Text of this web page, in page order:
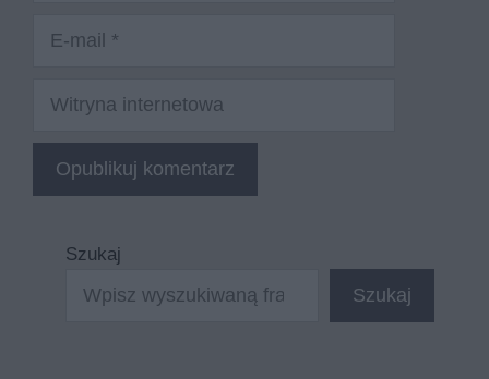
Witryna
Szukaj
Szukaj